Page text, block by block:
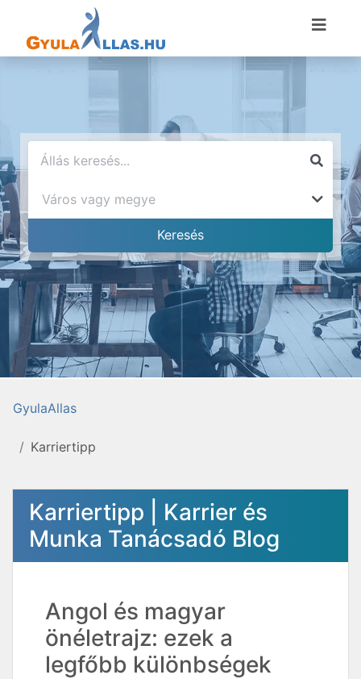
GyulaAllas
Karriertipp
Karriertipp | Karrier és
Munka Tanácsadó Blog
Angol és magyar
önéletrajz: ezek a
legfőbb különbségek